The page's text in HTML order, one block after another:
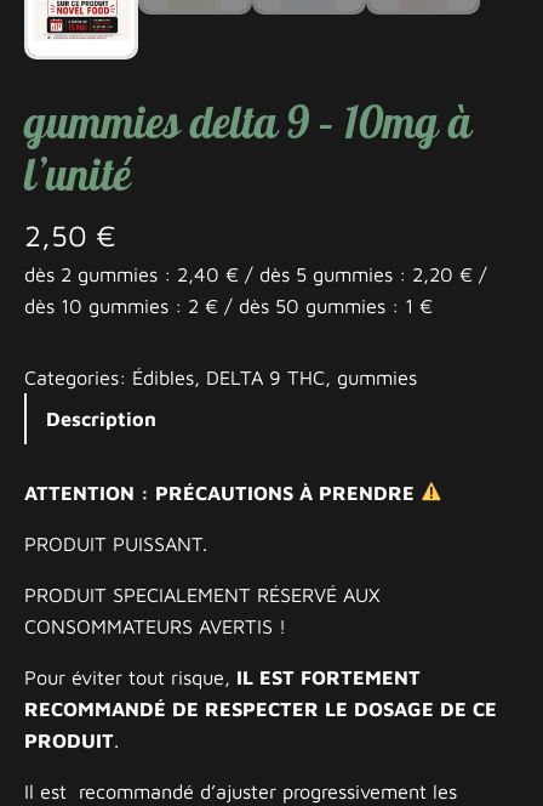
gummies delta 9 – 10mg à
l’unité
2,50 €
dès 2 gummies : 2,40 € / dès 5 gummies : 2,20 € /
dès 10 gummies : 2 € / dès 50 gummies : 1 €
Categories: Édibles, DELTA 9 THC, gummies
Description
ATTENTION : PRÉCAUTIONS À PRENDRE
PRODUIT PUISSANT.
PRODUIT SPECIALEMENT RÉSERVÉ AUX
CONSOMMATEURS AVERTIS !
Pour éviter tout risque, IL EST FORTEMENT
RECOMMANDÉ DE RESPECTER LE DOSAGE DE CE
PRODUIT
Il est recommandé d’ajuster progressivement les